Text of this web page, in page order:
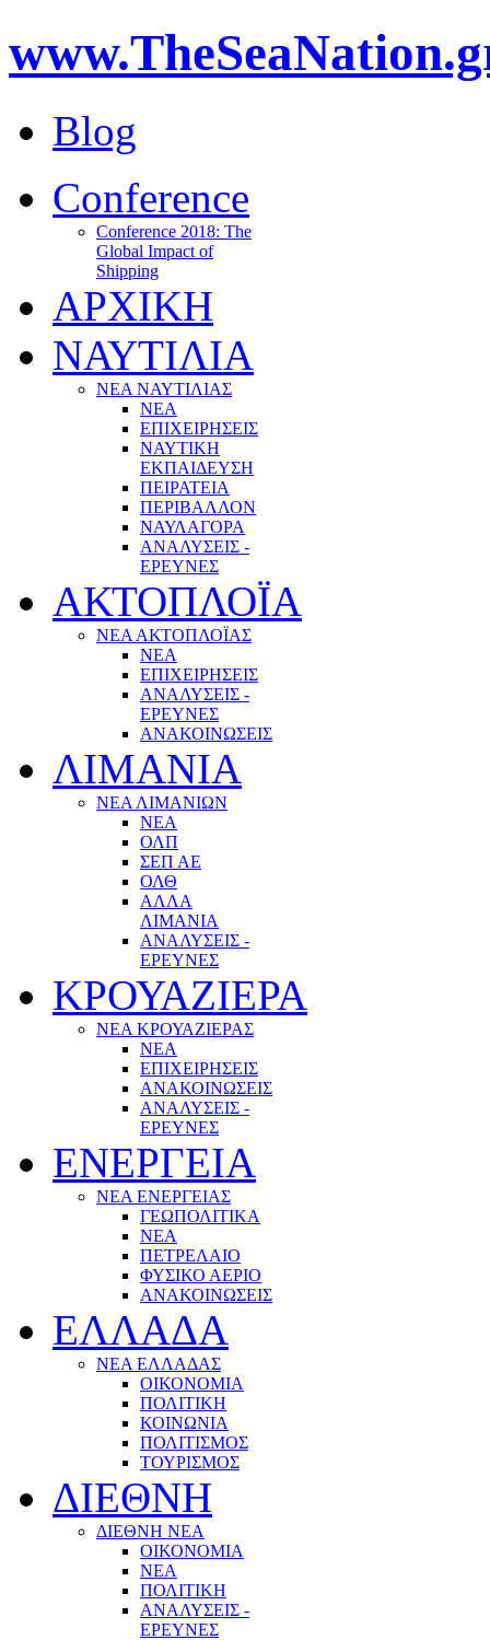
Blog
Conference
Conference 2018: The
Global Impact of
Shipping
ΑΡΧΙΚΗ
ΝΑΥΤΙΛΙΑ
ΝΕΑ ΝΑΥΤΙΛΙΑΣ
ΝΕΑ
ΕΠΙΧΕΙΡΗΣΕΙΣ
ΝΑΥΤΙΚΗ
ΕΚΠΑΙΔΕΥΣΗ
ΠΕΙΡΑΤΕΙΑ
ΠΕΡΙΒΑΛΛΟΝ
ΝΑΥΛΑΓΟΡΑ
ΑΝΑΛΥΣΕΙΣ -
ΕΡΕΥΝΕΣ
ΑΚΤΟΠΛΟΪΑ
ΝΕΑ ΑΚΤΟΠΛΟΪΑΣ
ΝΕΑ
ΕΠΙΧΕΙΡΗΣΕΙΣ
ΑΝΑΛΥΣΕΙΣ -
ΕΡΕΥΝΕΣ
ΑΝΑΚΟΙΝΩΣΕΙΣ
ΛΙΜΑΝΙΑ
ΝΕΑ ΛΙΜΑΝΙΩΝ
ΝΕΑ
ΟΛΠ
ΣΕΠ ΑΕ
ΟΛΘ
ΑΛΛΑ
ΛΙΜΑΝΙΑ
ΑΝΑΛΥΣΕΙΣ -
ΕΡΕΥΝΕΣ
ΚΡΟΥΑΖΙΕΡΑ
ΝΕΑ ΚΡΟΥΑΖΙΕΡΑΣ
NEA
ΕΠΙΧΕΙΡΗΣΕΙΣ
ΑΝΑΚΟΙΝΩΣΕΙΣ
ΑΝΑΛΥΣΕΙΣ -
ΕΡΕΥΝΕΣ
ΕΝΕΡΓΕΙΑ
ΝΕΑ ΕΝΕΡΓΕΙΑΣ
ΓΕΩΠΟΛΙΤΙΚΑ
ΝΕΑ
ΠΕΤΡΕΛΑΙΟ
ΦΥΣΙΚΟ ΑΕΡΙΟ
ΑΝΑΚΟΙΝΩΣΕΙΣ
ΕΛΛΑΔΑ
ΝΕΑ ΕΛΛΑΔΑΣ
ΟΙΚΟΝΟΜΙΑ
ΠΟΛΙΤΙΚΗ
ΚΟΙΝΩΝΙΑ
ΠΟΛΙΤΙΣΜΟΣ
ΤΟΥΡΙΣΜΟΣ
ΔΙΕΘΝΗ
ΔΙΕΘΝΗ ΝΕΑ
ΟΙΚΟΝΟΜΙΑ
ΝΕΑ
ΠΟΛΙΤΙΚΗ
ΑΝΑΛΥΣΕΙΣ -
ΕΡΕΥΝΕΣ